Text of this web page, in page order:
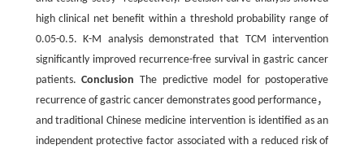
high clinical net benefit within a threshold probability range of
0.05-0.5. K-M analysis demonstrated that TCM intervention
significantly improved recurrence-free survival in gastric cancer
patients.Conclusion The predictive model for postoperative
recurrence of gastric cancer demonstrates good performance，
and traditional Chinese medicine intervention is identified as an
independent protective factor associated with a reduced risk of